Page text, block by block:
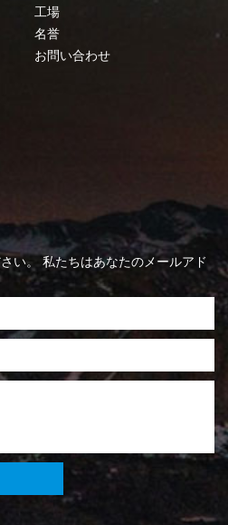
工場
名誉
お問い合わせ
い。 私たちはあなたのメールアド